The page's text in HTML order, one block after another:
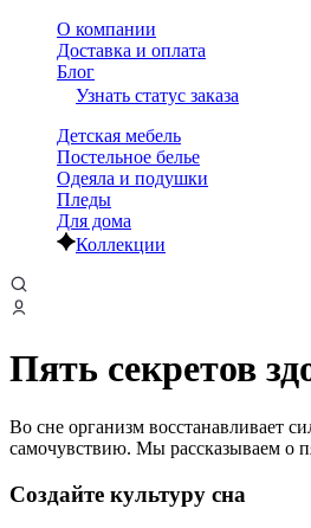
О компании
Доставка и оплата
Блог
Узнать статус заказа
Детская мебель
Постельное белье
Одеяла и подушки
Пледы
Для дома
Коллекции
Пять секретов
Во сне организм восстанавливает
самочувствию. Мы рассказываем о
Создайте культуру сна